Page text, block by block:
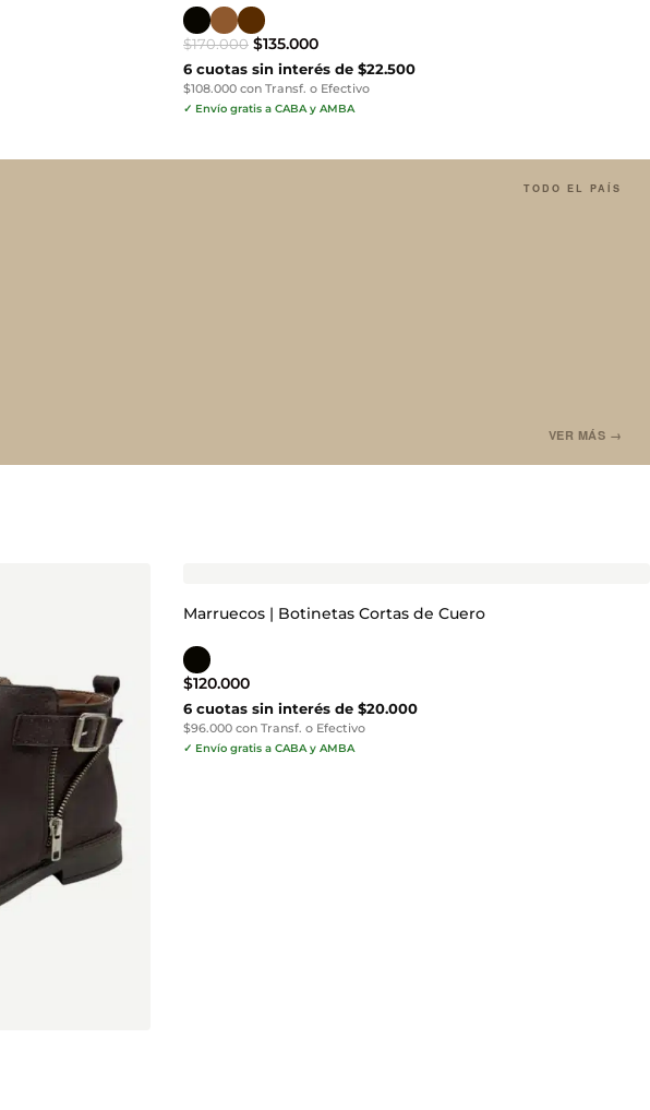
$170.000 $135.000
6 cuotas sin interés de $22.500
$108.000 con Transf. o Efectivo
✓ Envío gratis a CABA y AMBA
TODO EL PAÍS
VER MÁS →
Marruecos | Botinetas Cortas de Cuero
$120.000
6 cuotas sin interés de $20.000
$96.000 con Transf. o Efectivo
✓ Envío gratis a CABA y AMBA